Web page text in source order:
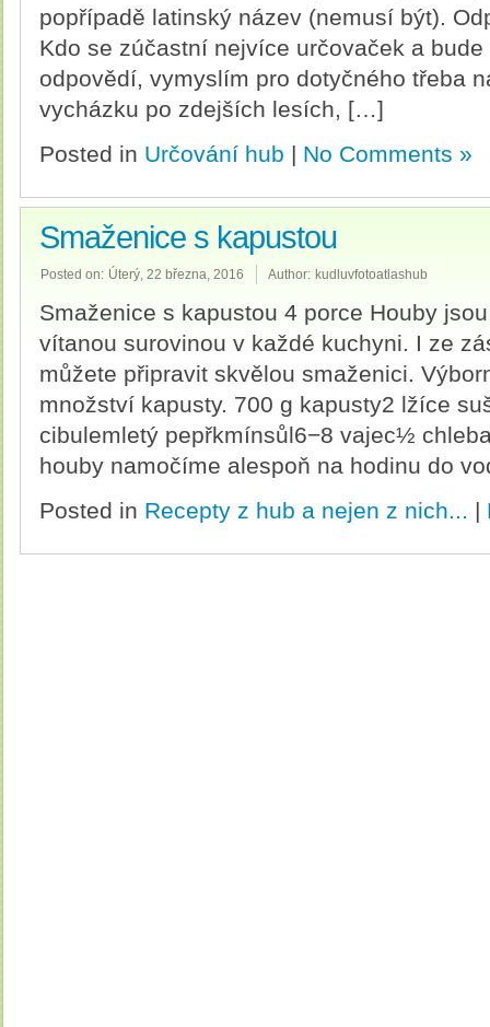
popřípadě latinský název (nemusí být).
Kdo se zúčastní nejvíce určovaček a
odpovědí, vymyslím pro dotyčného třeba
vycházku po zdejších lesích, […]
Posted in Určování hub | No Comments »
Smaženice s kapustou
Posted on: Úterý, 22 března, 2016 Author: kudluvfotoatlashub
Smaženice s kapustou 4 porce Houby
vítanou surovinou v každé kuchyni. I ze
můžete připravit skvělou smaženici.
množství kapusty. 700 g kapusty2 lžíce
cibulemletý pepřkmínsůl6−8 vajec½
houby namočíme alespoň na hodinu do
Posted in Recepty z hub a nejen z nich... |